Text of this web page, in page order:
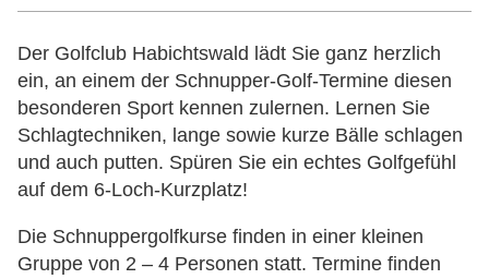
Der Golfclub Habichtswald lädt Sie ganz herzlich
ein, an einem der Schnupper-Golf-Termine diesen
besonderen Sport kennen zulernen. Lernen Sie
Schlagtechniken, lange sowie kurze Bälle schlagen
und auch putten. Spüren Sie ein echtes Golfgefühl
auf dem 6-Loch-Kurzplatz!
Die Schnuppergolfkurse finden in einer kleinen
Gruppe von 2 – 4 Personen statt. Termine finden